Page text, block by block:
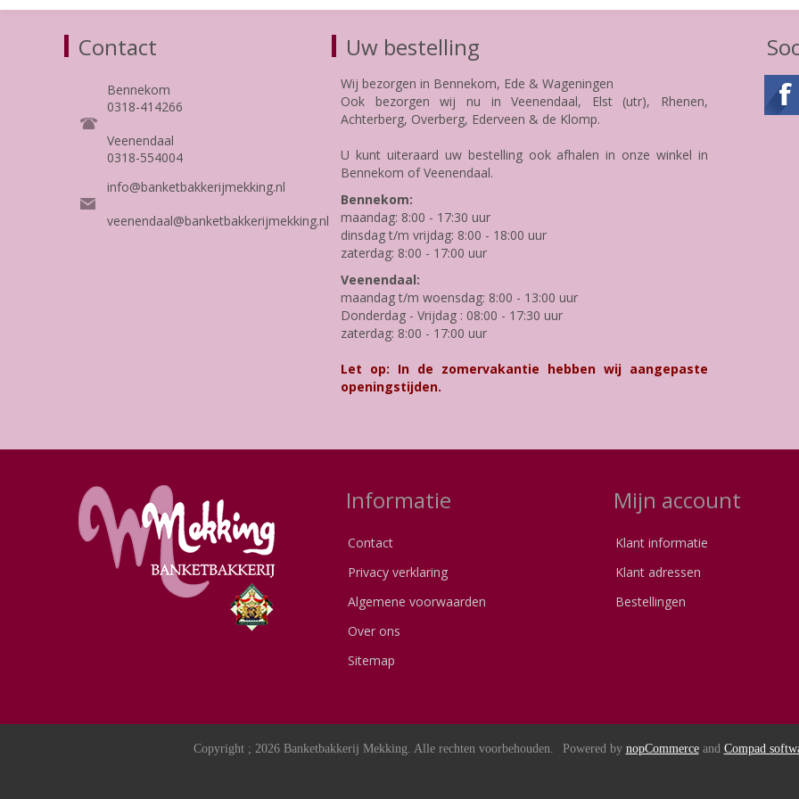
Contact
Bennekom
0318-414266
Veenendaal
0318-554004
info@banketbakkerijmekking.nl
veenendaal@banketbakkerijmekking.nl
Uw bestelling
Wij bezorgen in Bennekom, Ede & Wageningen
Ook bezorgen wij nu in Veenendaal, Elst (utr), Rhenen,
Achterberg, Overberg, Ederveen & de Klomp.
U kunt uiteraard uw bestelling ook afhalen in onze winkel in
Bennekom of Veenendaal.
Bennekom:
maandag: 8:00 - 17:30 uur
dinsdag t/m vrijdag: 8:00 - 18:00 uur
zaterdag: 8:00 - 17:00 uur
Veenendaal:
maandag t/m woensdag: 8:00 - 13:00 uur
Donderdag - Vrijdag : 08:00 - 17:30 uur
zaterdag: 8:00 - 17:00 uur
Let op: In de zomervakantie hebben wij aangepaste
openingstijden.
Informatie
Contact
Privacy verklaring
Algemene voorwaarden
Over ons
Sitemap
Mijn account
Klant informatie
Klant adressen
Bestellingen
Copyright ; 2026 Banketbakkerij Mekking. Alle rechten voorbehouden. Powered by nopCommerceand Compad